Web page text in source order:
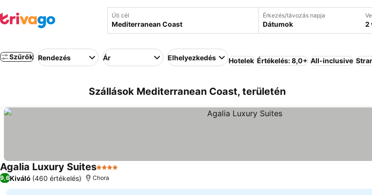
Úti cél Érkezés/távozás napja
Dátumok 2
Szűrők Rendezés Ár Elhelyezkedés Hotelek Értékelés: 8,0+ All-inclusive
Szállások Mediterranean Coast, területén
Agalia Luxury Suites4 Kategória
9,6Kiváló (460 értékelés) Chora